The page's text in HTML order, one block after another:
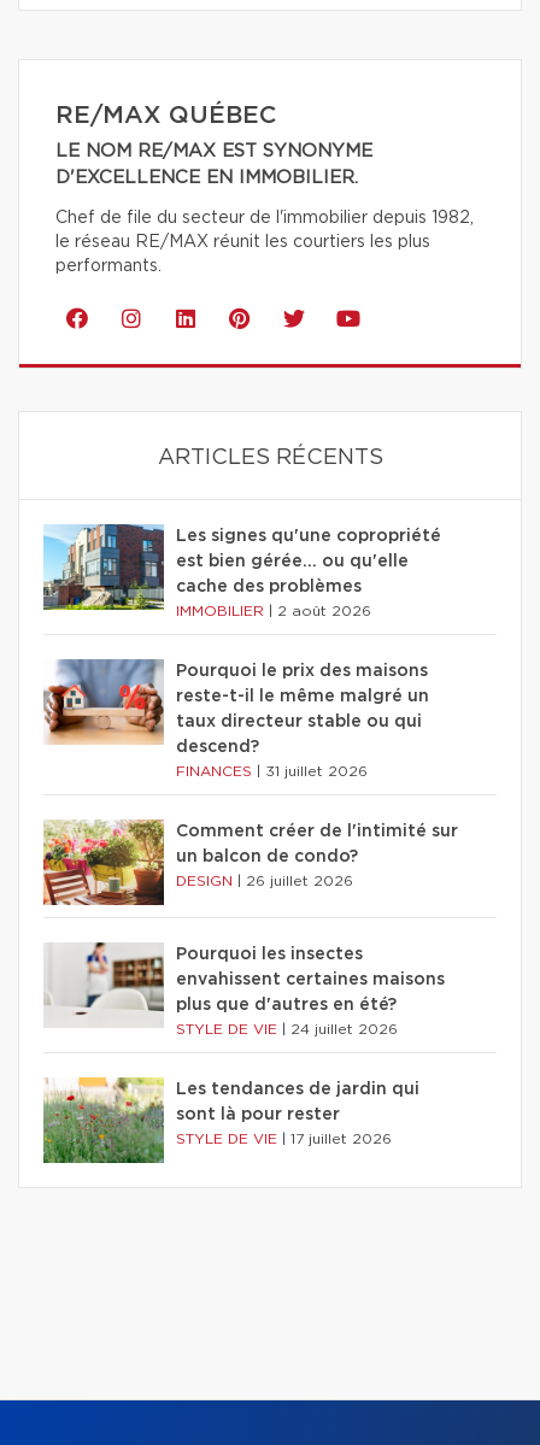
RE/MAX QUÉBEC
LE NOM RE/MAX EST SYNONYME
D'EXCELLENCE EN IMMOBILIER.
Chef de file du secteur de l'immobilier depuis 1982,
le réseau RE/MAX réunit les courtiers les plus
performants.
ARTICLES RÉCENTS
Les signes qu'une copropriété
est bien gérée… ou qu'elle
cache des problèmes
IMMOBILIER 2 août 2026
Pourquoi le prix des maisons
reste-t-il le même malgré un
taux directeur stable ou qui
descend?
FINANCES 31 juillet 2026
Comment créer de l'intimité sur
un balcon de condo?
DESIGN 26 juillet 2026
Pourquoi les insectes
envahissent certaines maisons
plus que d'autres en été?
STYLE DE VIE 24 juillet 2026
Les tendances de jardin qui
sont là pour rester
STYLE DE VIE 17 juillet 2026